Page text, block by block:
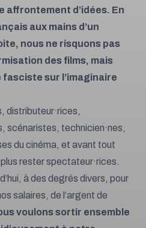
affrontement d’idées. En
aux mains d’un
nous ne risquons pas
des films, mais
sur l’imaginaire
distributeur·rices,
scénaristes, technicien·nes,
du cinéma, et avant tout
rester spectateur·rices.
à des degrés divers, pour
salaires, de l’argent de
voulons sortir ensemble